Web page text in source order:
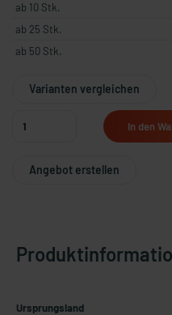
ab 10 Stk.
ab 25 Stk.
ab 50 Stk.
Varianten vergleichen
In den
Angebot erstellen
Ursprungsland